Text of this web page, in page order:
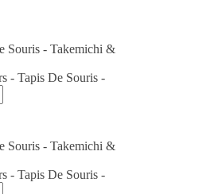
Souris - Takemichi &
- Tapis De Souris -
Souris - Takemichi &
- Tapis De Souris -